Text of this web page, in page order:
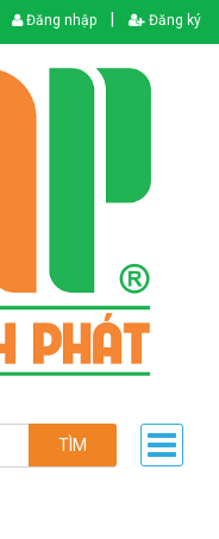
Đăng nhập Đăng ký
TÌM